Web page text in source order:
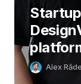
Alex